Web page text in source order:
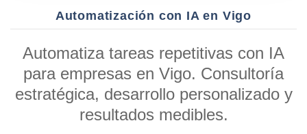
Automatización con IA en Vigo
Automatiza tareas repetitivas con IA
para empresas en Vigo. Consultoría
estratégica, desarrollo personalizado y
resultados medibles.